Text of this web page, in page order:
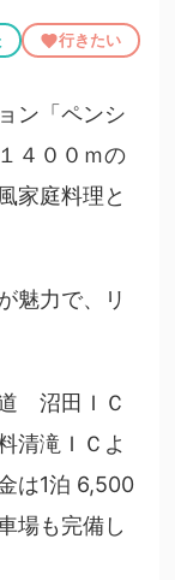
行きたい
ン「ペンシ
４００ｍの
家庭料理と
魅力で、リ
沼田ＩＣ
清滝ＩＣよ
は1泊 6,500
場も完備し